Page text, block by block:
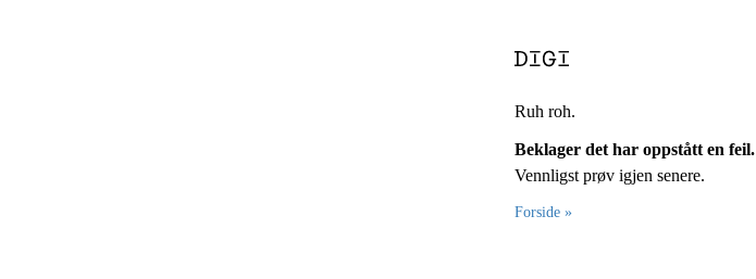
Ruh roh.
Beklager det har oppstått en feil.
Vennligst prøv igjen senere.
Forside »